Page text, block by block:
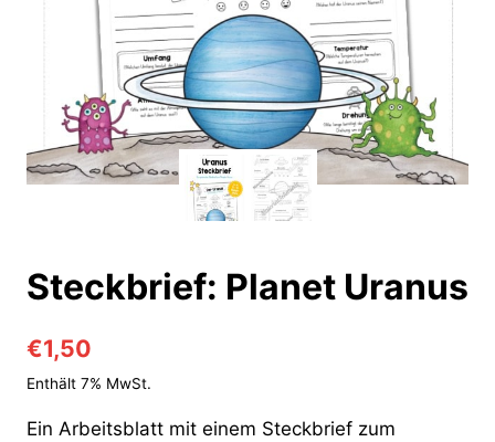
Steckbrief: Planet Uranus
€1,50
Enthält 7% MwSt.
Ein Arbeitsblatt mit einem Steckbrief zum